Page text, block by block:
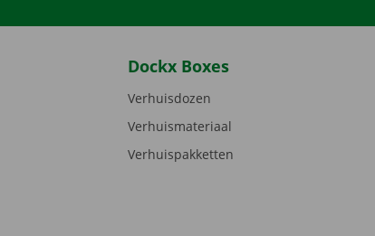
Dockx Boxes
Verhuisdozen
Verhuismateriaal
Verhuispakketten